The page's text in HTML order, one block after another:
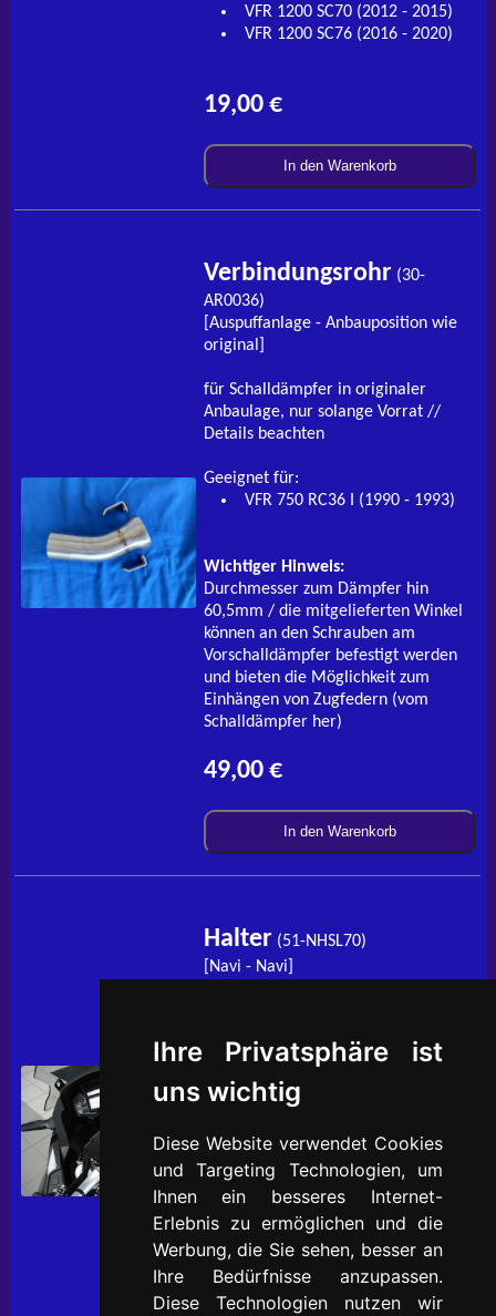
Ihre Privatsphäre ist
uns wichtig
Diese Website verwendet Cookies
und Targeting Technologien, um
Ihnen ein besseres Internet-
Erlebnis zu ermöglichen und die
Werbung, die Sie sehen, besser an
Ihre Bedürfnisse anzupassen.
Diese Technologien nutzen wir
VFR 1200 SC70 (2012 - 2015)
VFR 1200 SC76 (2016 - 2020)
19,00 €
In den Warenkorb
Verbindungsrohr (30-
AR0036)
[Auspuffanlage - Anbauposition wie
original]
für Schalldämpfer in originaler
Anbaulage, nur solange Vorrat //
Details beachten
Geeignet für:
VFR 750 RC36 I (1990 - 1993)
Wichtiger Hinweis:
Durchmesser zum Dämpfer hin
60,5mm / die mitgelieferten Winkel
können an den Schrauben am
Vorschalldämpfer befestigt werden
und bieten die Möglichkeit zum
Einhängen von Zugfedern (vom
Schalldämpfer her)
49,00 €
In den Warenkorb
Halter (51-NHSL70)
[Navi - Navi]
Befestigung an Lenker,
vibrationsgedämpft, schwarz
pulverbeschichtet, passend für
Geeignet für:
VFR 1200 SC70 (2012 - 2015)
39,00 €